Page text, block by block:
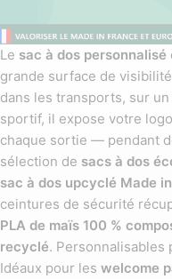
Le sac à dos personnalisé
grande surface de
dans les transports, sur
sportif, il expose votre
chaque sortie — pendant
sélection de sacs à dos
sac à dos upcyclé Made
ceintures de sécurité
PLA de maïs 100 %
recyclé. Personnalisables
Idéaux pour les welcome